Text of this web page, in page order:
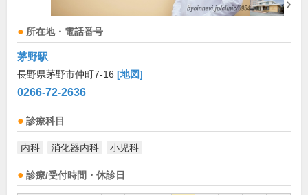
所在地・電話番号
茅野駅
長野県茅野市仲町7-16 [地図]
0266-72-2636
診療科目
内科 消化器内科 小児科
診療/受付時間・休診日